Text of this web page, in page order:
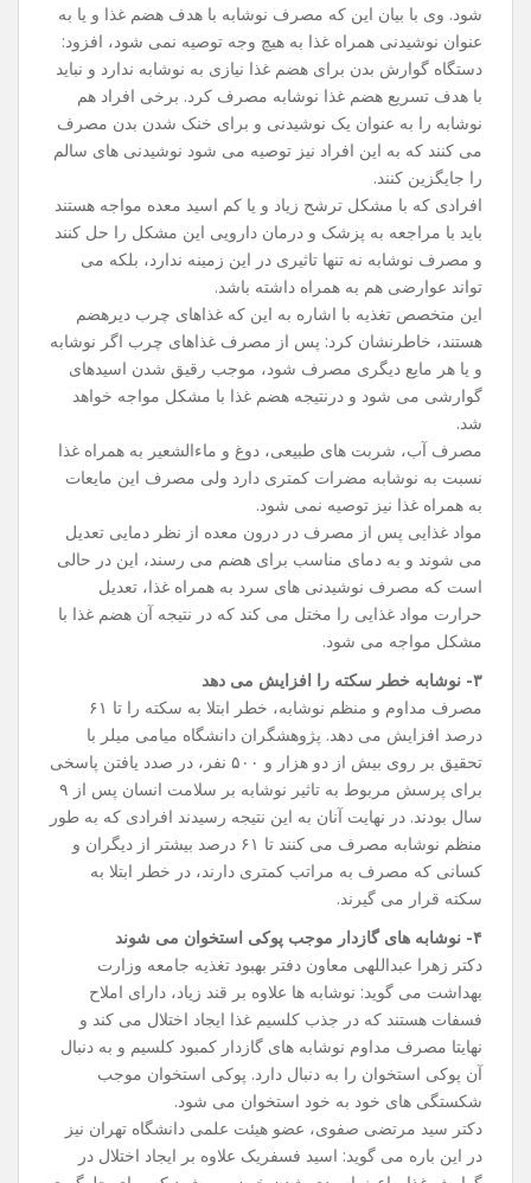
‌شود. وی با بیان این که مصرف نوشابه با هدف هضم غذا و یا به
عنوان نوشیدنی همراه غذا به هیچ وجه توصیه نمی ‌شود، افزود:
دستگاه گوارش بدن برای هضم غذا نیازی به نوشابه ندارد و نباید
با هدف تسریع هضم غذا نوشابه مصرف کرد. برخی افراد هم
نوشابه را به عنوان یک نوشیدنی و برای خنک شدن بدن مصرف
می‌ کنند که به این افراد نیز توصیه می ‌شود نوشیدنی‌ های سالم
را جایگزین کنند.
افرادی که با مشکل ترشح زیاد و یا کم اسید معده مواجه هستند
باید با مراجعه به پزشک و درمان دارویی این مشکل را حل کنند
و مصرف نوشابه نه تنها تاثیری در این زمینه ندارد، بلکه می
‌تواند عوارضی هم به همراه داشته باشد.
این متخصص تغذیه با اشاره به این که غذاهای چرب دیرهضم
هستند، خاطرنشان کرد: پس از مصرف غذاهای چرب اگر نوشابه
و یا هر مایع دیگری مصرف شود، موجب رقیق شدن اسیدهای
گوارشی می‌ شود و درنتیجه هضم غذا با مشکل مواجه خواهد
شد.
مصرف آب، شربت‌ های طبیعی، دوغ و ماءالشعیر به همراه غذا
نسبت به نوشابه مضرات کمتری دارد ولی مصرف این مایعات
به همراه غذا نیز توصیه نمی ‌شود.
مواد غذایی پس از مصرف در درون معده از نظر دمایی تعدیل
می ‌شوند و به دمای مناسب برای هضم می ‌رسند، این در حالی
است که مصرف نوشیدنی ‌های سرد به همراه غذا، تعدیل
حرارت مواد غذایی را مختل می ‌کند که در نتیجه آن هضم غذا با
مشکل مواجه می ‌شود.
۳- نوشابه خطر سکته را افزایش می ‌دهد
مصرف مداوم و منظم نوشابه، خطر ابتلا به سکته را تا ۶۱
درصد افزایش می ‌دهد. پژوهشگران دانشگاه میامی میلر با
تحقیق بر روی بیش از دو هزار و ۵۰۰ نفر، در صدد یافتن پاسخی
برای پرسش مربوط به تاثیر نوشابه بر سلامت انسان پس از ۹
سال بودند. در نهایت آنان به این نتیجه رسیدند افرادی که به طور
منظم نوشابه مصرف می‌ کنند تا ۶۱ درصد بیشتر از دیگران و
کسانی که مصرف به مراتب کمتری دارند، در خطر ابتلا به
سکته قرار می ‌گیرند.
۴- نوشابه ‌های گازدار موجب پوکی استخوان می شوند
دکتر زهرا عبداللهی معاون دفتر بهبود تغذیه جامعه وزارت
بهداشت می گوید: نوشابه ‌ها علاوه بر قند زیاد، دارای املاح
فسفات هستند که در جذب کلسیم غذا ایجاد اختلال می ‌کند و
نهایتا مصرف مداوم نوشابه ‌های گازدار کمبود کلسیم و به دنبال
آن پوکی استخوان را به دنبال دارد. پوکی استخوان موجب
شکستگی ‌های خود به خود استخوان می‌ شود.
دکتر سید مرتضی صفوی، عضو هیئت علمی دانشگاه تهران نیز
در این باره می گوید: اسید فسفریک علاوه بر ایجاد اختلال در